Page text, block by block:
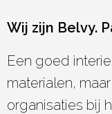
Wij zijn Belvy.
Een goed
materialen,
organisaties bij